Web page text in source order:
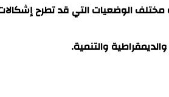
الوضعيات التي قد تطرح
والتنمية.